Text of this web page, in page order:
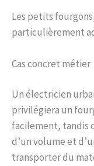
Les petits
particulièrement
Cas concret métier
Un électricien
privilégiera un
facilement, tandis
d’un volume et
transporter du